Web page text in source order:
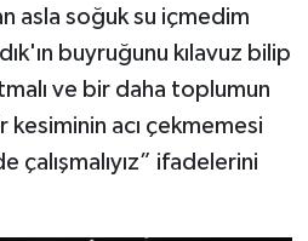
asla soğuk su içmedim
buyruğunu kılavuz bilip
ve bir daha toplumun
kesiminin acı çekmemesi
çalışmalıyız” ifadelerini